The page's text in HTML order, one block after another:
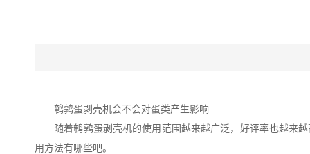
鹌鹑蛋剥壳机会不会对蛋类产生影响
随着鹌鹑蛋剥壳机的使用范围越来越广泛，好评率也越来越
用方法有哪些吧。